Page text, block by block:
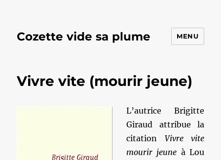
Cozette vide sa plume MENU
Vivre vite (mourir jeune)
L’autrice Brigitte
Giraud attribue la
citation Vivre vite
mourir jeune à Lou